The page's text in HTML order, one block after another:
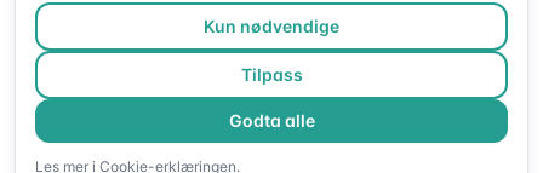
©2026Flippio. Alle rettigheter reservert.
Kun nødvendige
Tilpass
Godta alle
Les mer i Cookie-erklæringen.